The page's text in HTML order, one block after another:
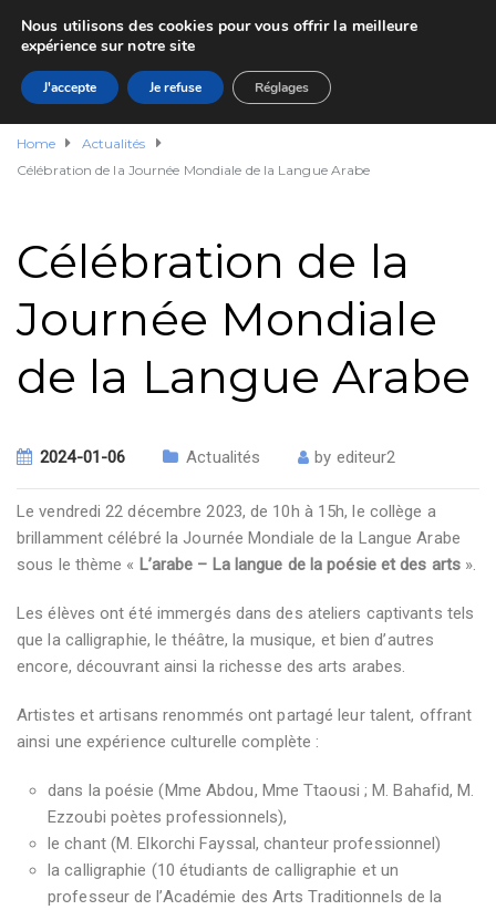
Home
Actualités
Célébration de la Journée Mondiale de la Langue Arabe
Célébration de la
Journée Mondiale
de la Langue Arabe
2024-01-06 Actualités by editeur2
Le vendredi 22 décembre 2023, de 10h à 15h, le collège a
brillamment célébré la Journée Mondiale de la Langue Arabe
sous le thème « L’arabe – La langue de la poésie et des arts ».
Les élèves ont été immergés dans des ateliers captivants tels
que la calligraphie, le théâtre, la musique, et bien d’autres
encore, découvrant ainsi la richesse des arts arabes.
Artistes et artisans renommés ont partagé leur talent, offrant
ainsi une expérience culturelle complète :
dans la poésie (Mme Abdou, Mme Ttaousi ; M. Bahafid, M.
Ezzoubi poètes professionnels),
le chant (M. Elkorchi Fayssal, chanteur professionnel)
la calligraphie (10 étudiants de calligraphie et un
professeur de l’Académie des Arts Traditionnels de la
Nous utilisons des cookies pour vous offrir la meilleure
expérience sur notre site
J'accepte Je refuse Réglages